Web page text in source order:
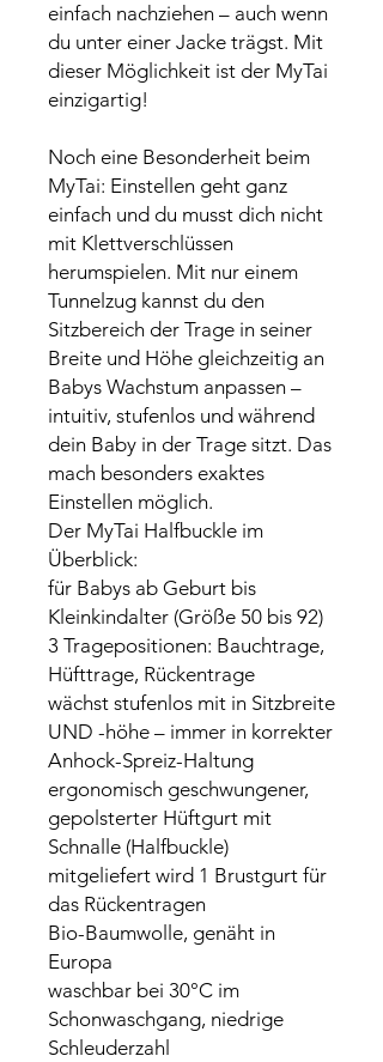
einfach nachziehen – auch wenn
du unter einer Jacke trägst. Mit
dieser Möglichkeit ist der MyTai
einzigartig!
Noch eine Besonderheit beim
MyTai: Einstellen geht ganz
einfach und du musst dich nicht
mit Klettverschlüssen
herumspielen. Mit nur einem
Tunnelzug kannst du den
Sitzbereich der Trage in seiner
Breite und Höhe gleichzeitig an
Babys Wachstum anpassen –
intuitiv, stufenlos und während
dein Baby in der Trage sitzt. Das
mach besonders exaktes
Einstellen möglich.
Der MyTai Halfbuckle im
Überblick:
für Babys ab Geburt bis
Kleinkindalter (Größe 50 bis 92)
3 Tragepositionen: Bauchtrage,
Hüfttrage, Rückentrage
wächst stufenlos mit in Sitzbreite
UND -höhe – immer in korrekter
Anhock-Spreiz-Haltung
ergonomisch geschwungener,
gepolsterter Hüftgurt mit
Schnalle (Halfbuckle)
mitgeliefert wird 1 Brustgurt für
das Rückentragen
Bio-Baumwolle, genäht in
Europa
waschbar bei 30°C im
Schonwaschgang, niedrige
Schleuderzahl